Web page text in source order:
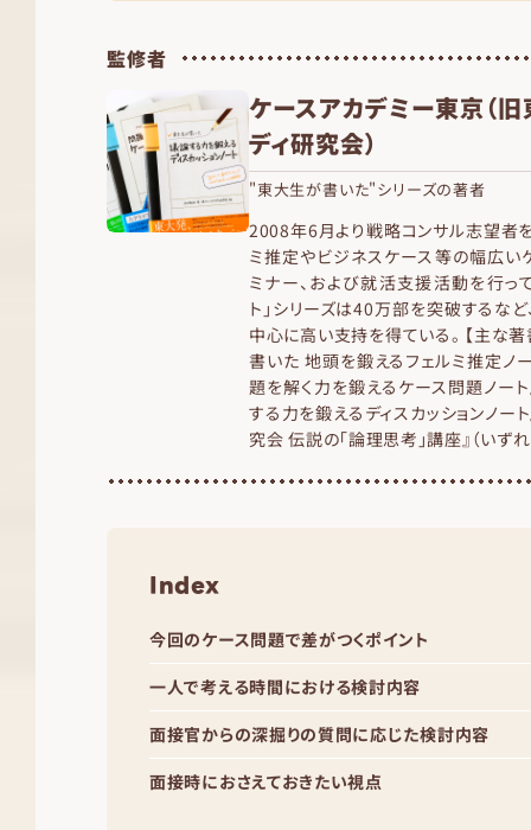
監修者
ケースアカデミー東京（
ディ研究会）
"東大生が書いた"シリーズの著者
2008年6月より戦略コンサル志望者
ミ推定やビジネスケース等の幅広い
ミナー、および就活支援活動を行っ
ト」シリーズは40万部を突破するな
中心に高い支持を得ている。 【主な著
書いた 地頭を鍛えるフェルミ推定ノ
題を解く力を鍛えるケース問題ノー
する力を鍛えるディスカッションノー
究会 伝説の「論理思考」講座』（いず
Index
今回のケース問題で差がつくポイント
一人で考える時間における検討内容
面接官からの深掘りの質問に応じた検討内容
面接時におさえておきたい視点